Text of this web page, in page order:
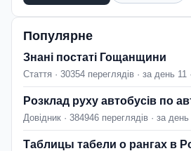
Популярне
Знані постаті Гощанщини
Стаття · 30354 переглядів · за день 11
Розклад руху автобусів по
Довідник · 384946 переглядів · за
Таблицы табели о рангах в